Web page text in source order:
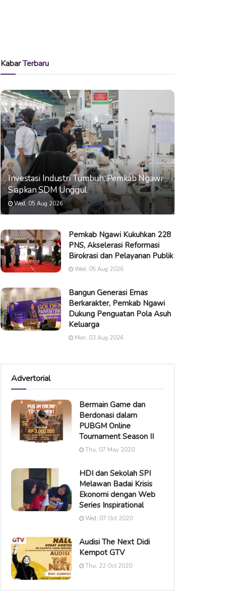
KabarTerbaru
Investasi Industri Tumbuh, Pemkab Ngawi
Siapkan SDM Unggul
Wed, 05 Aug 2026
Pemkab Ngawi Kukuhkan 228
PNS, Akselerasi Reformasi
Birokrasi dan Pelayanan Publik
Wed, 05 Aug 2026
Bangun Generasi Emas
Berkarakter, Pemkab Ngawi
Dukung Penguatan Pola Asuh
Keluarga
Mon, 03 Aug 2026
Advertorial
Bermain Game dan
Berdonasi dalam
PUBGM Online
Tournament Season II
Thu, 07 May 2020
HDI dan Sekolah SPI
Melawan Badai Krisis
Ekonomi dengan Web
Series Inspirational
Wed, 07 Oct 2020
Audisi The Next Didi
Kempot GTV
Thu, 22 Oct 2020